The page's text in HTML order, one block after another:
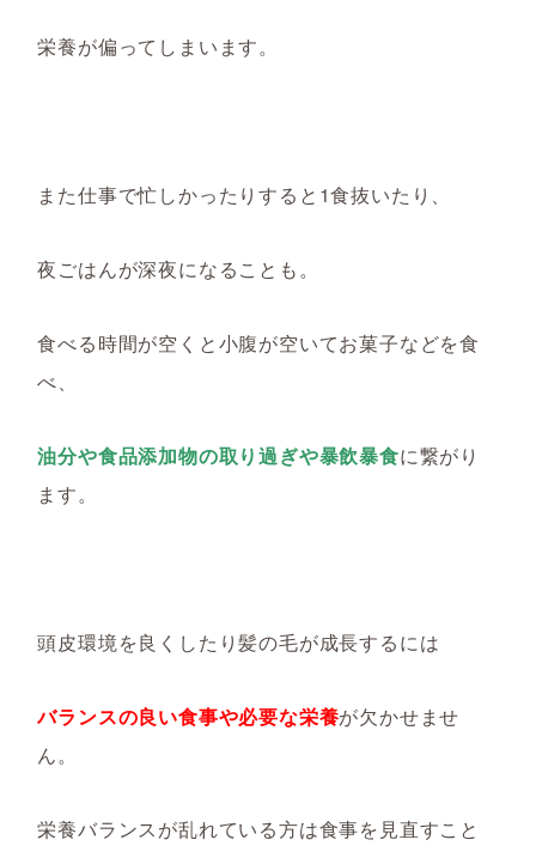
栄養が偏ってしまいます。
また仕事で忙しかったりすると1食抜いたり、
夜ごはんが深夜になることも。
食べる時間が空くと小腹が空いてお菓子などを食
べ、
油分や食品添加物の取り過ぎや暴飲暴食に繋がり
ます。
頭皮環境を良くしたり髪の毛が成長するには
バランスの良い食事や必要な栄養が欠かせませ
ん。
栄養バランスが乱れている方は食事を見直すこと